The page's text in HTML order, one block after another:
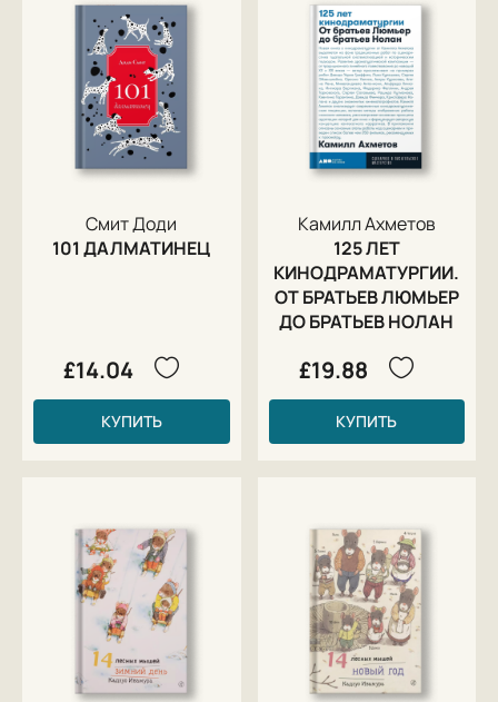
Смит Доди
101 ДАЛМАТИНЕЦ
£14.04
КУПИТЬ
Камилл Ахметов
125 ЛЕТ
КИНОДРАМАТУРГИИ.
ОТ БРАТЬЕВ ЛЮМЬЕР
ДО БРАТЬЕВ НОЛАН
£19.88
КУПИТЬ